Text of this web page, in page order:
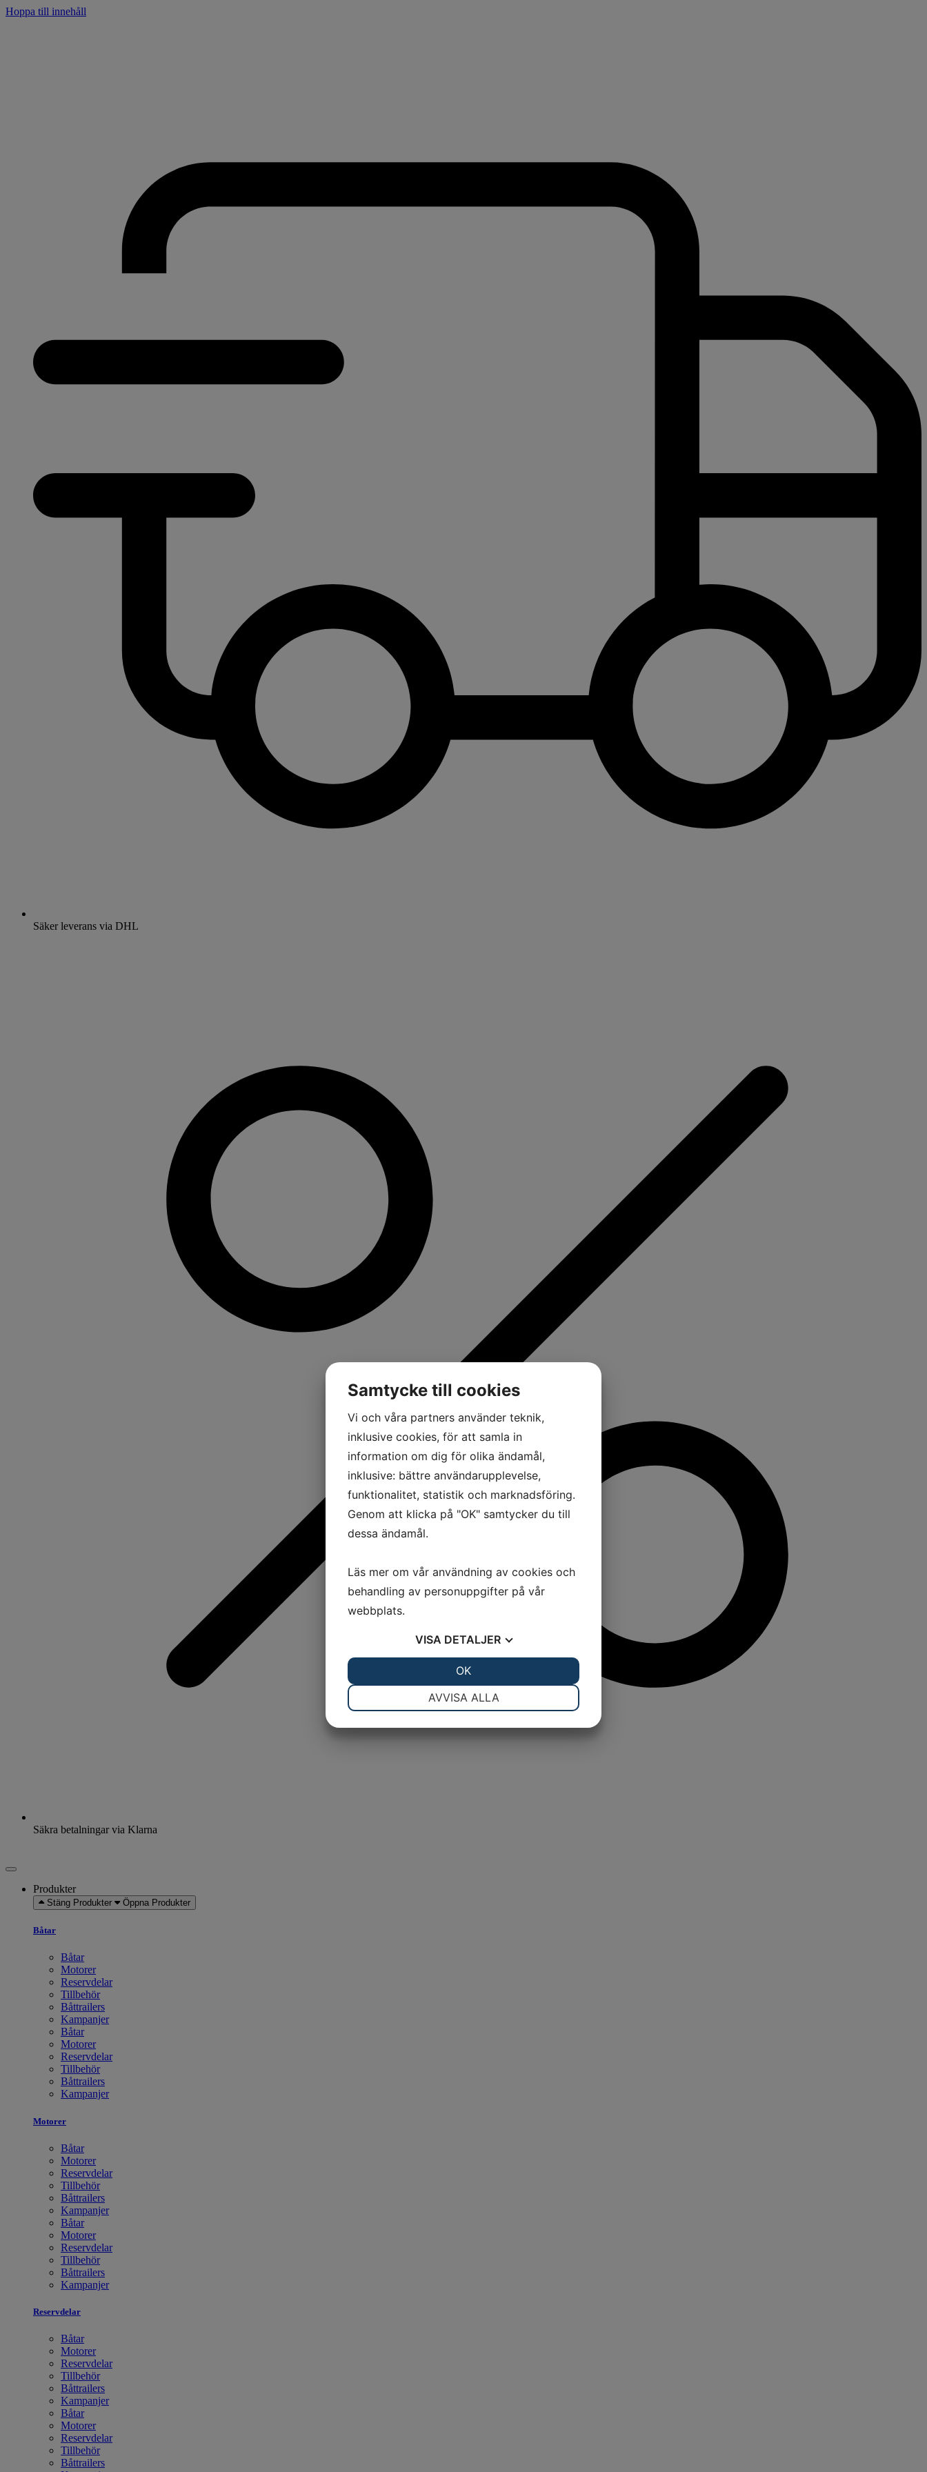
Hoppa till innehåll
Säker leverans via DHL
Säkra betalningar via Klarna
Produkter
Stäng Produkter Öppna Produkter
Båtar
Båtar
Motorer
Reservdelar
Tillbehör
Båttrailers
Kampanjer
Båtar
Motorer
Reservdelar
Tillbehör
Båttrailers
Kampanjer
Motorer
Båtar
Motorer
Reservdelar
Tillbehör
Båttrailers
Kampanjer
Båtar
Motorer
Reservdelar
Tillbehör
Båttrailers
Kampanjer
Reservdelar
Båtar
Motorer
Reservdelar
Tillbehör
Båttrailers
Kampanjer
Båtar
Motorer
Reservdelar
Tillbehör
Båttrailers
Samtycke till cookies
Vi och våra partners använder teknik,
inklusive cookies, för att samla in
information om dig för olika ändamål,
inklusive: bättre användarupplevelse,
funktionalitet, statistik och marknadsföring.
Genom att klicka på "OK" samtycker du till
dessa ändamål.
Läs mer om vår användning av cookies och
behandling av personuppgifter på vår
webbplats.
VISA DETALJER
AVVISA ALLA
OK